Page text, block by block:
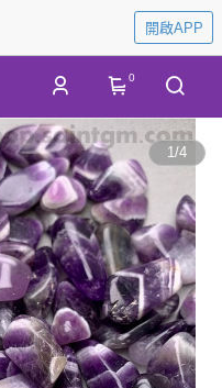
開啟APP
0
1/4